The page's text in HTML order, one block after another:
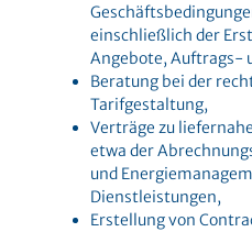
einschließlich der
Angebote, Auftrags-
Beratung bei der
Tarifgestaltung,
Verträge zu
etwa der
und
Dienstleistungen,
Erstellung von